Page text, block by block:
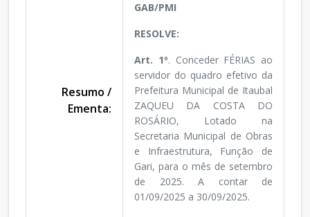
Resumo /
Ementa:
GAB/PMI
RESOLVE:
Art. 1º. Conceder FÉRIAS ao
servidor do quadro efetivo da
Prefeitura Municipal de Itaubal
ZAQUEU DA COSTA DO
ROSÁRIO, Lotado na
Secretaria Municipal de Obras
e Infraestrutura, Função de
Gari, para o mês de setembro
de 2025. A contar de
01/09/2025 a 30/09/2025.